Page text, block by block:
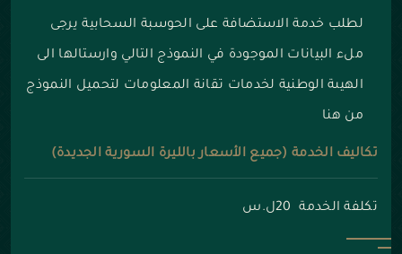
لطلب خدمة الاستضافة على الحوسبة السحابية يرجى
ملء البيانات الموجودة في النموذج التالي وارستالها الى
الهيىة الوطنية لخدمات تقانة المعلومات لتحميل النموذج
من هنا
تكاليف الخدمة (جميع الأسعار بالليرة السورية الجديدة)
تكلفة الخدمة 20ل.س